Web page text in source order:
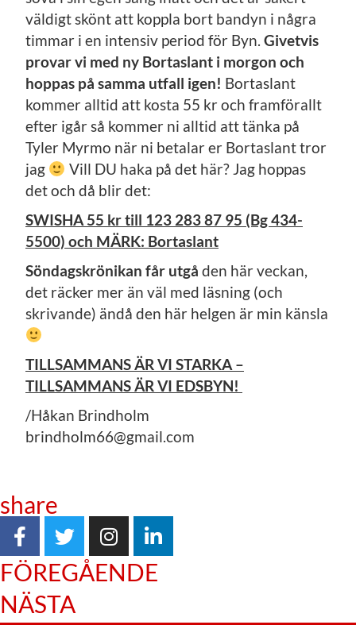
väldigt skönt att koppla bort bandyn i några
timmar i en intensiv period för Byn. Givetvis
provar vi med ny Bortaslant i morgon och
hoppas på samma utfall igen! Bortaslant
kommer alltid att kosta 55 kr och framförallt
efter igår så kommer ni alltid att tänka på
Tyler Myrmo när ni betalar er Bortaslant tror
jag
Vill DU haka på det här? Jag hoppas
det och då blir det:
SWISHA 55 kr till 123 283 87 95 (Bg 434-
5500) och MÄRK: Bortaslant
Söndagskrönikan får utgå den här veckan,
det räcker mer än väl med läsning (och
skrivande) ändå den här helgen är min känsla
TILLSAMMANS ÄR VI STARKA –
TILLSAMMANS ÄR VI EDSBYN!
/Håkan Brindholm
brindholm66@gmail.com
share
FÖREGÅENDE
NÄSTA